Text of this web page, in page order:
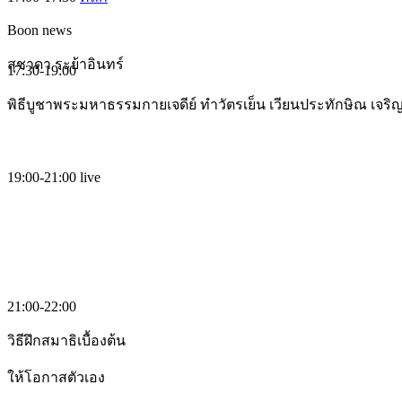
Boon news
สุชาดา ระย้าอินทร์
17:30-19:00
พิธีบูชาพระมหาธรรมกายเจดีย์ ทำวัตรเย็น เวียนประทักษิณ เจริ
19:00-21:00 live
21:00-22:00
วิธีฝึกสมาธิเบื้องต้น
ให้โอกาสตัวเอง